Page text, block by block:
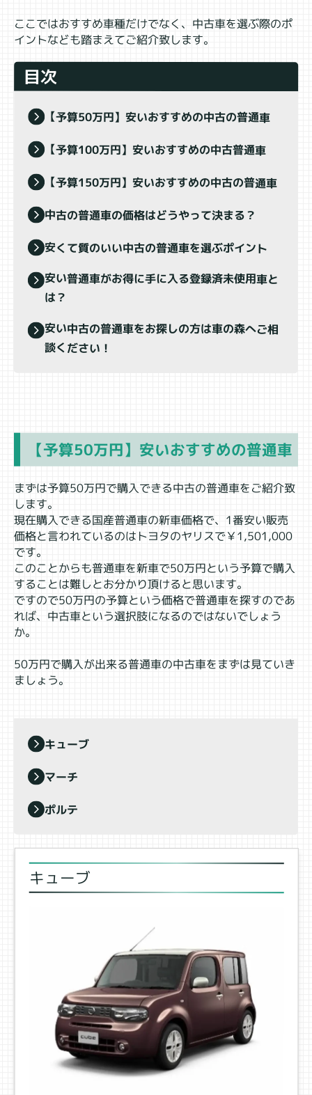
ここではおすすめ車種だけでなく、中古車を選ぶ際のポ
イントなども踏まえてご紹介致します。
目次
【予算50万円】安いおすすめの中古の普通車
【予算100万円】安いおすすめの中古普通車
【予算150万円】安いおすすめの中古の普通車
中古の普通車の価格はどうやって決まる？
安くて質のいい中古の普通車を選ぶポイント
安い普通車がお得に手に入る登録済未使用車と
は？
安い中古の普通車をお探しの方は車の森へご相
談ください！
【予算50万円】安いおすすめの普通車
まずは予算50万円で購入できる中古の普通車をご紹介致
します。
現在購入できる国産普通車の新車価格で、1番安い販売
価格と言われているのはトヨタのヤリスで￥1,501,000
です。
このことからも普通車を新車で50万円という予算で購入
することは難しとお分かり頂けると思います。
ですので50万円の予算という価格で普通車を探すのであ
れば、中古車という選択肢になるのではないでしょう
か。
50万円で購入が出来る普通車の中古車をまずは見ていき
ましょう。
キューブ
マーチ
ポルテ
キューブ